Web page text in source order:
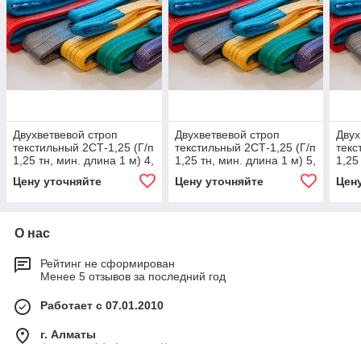
Двухветвевой строп
текстильный 2СТ-1,25 (Г/п
1,25 тн, мин. длина 1 м) 4,
Цену уточняйте
Двухветвевой строп
текстильный 2СТ-1,25 (Г/п
1,25 тн, мин. длина 1 м) 5,
Цену уточняйте
О нас
Рейтинг не сформирован
Менее 5 отзывов за последний год
Работает с 07.01.2010
г. Алматы